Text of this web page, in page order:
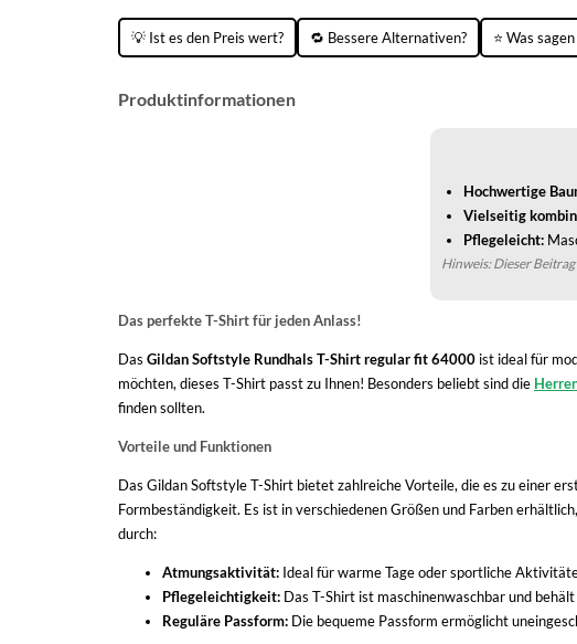
💡 Ist es den Preis wert? 🔁 Bessere Alternativen? ⭐ Was
Produktinformationen
Hochwertige
Vielseitig
Pflegeleicht:
Hinweis: Dieser
Das perfekte T-Shirt für jeden Anlass!
Das Gildan Softstyle Rundhals T-Shirt regular fit 64000 ist ideal für
möchten, dieses T-Shirt passt zu Ihnen! Besonders beliebt sind die
finden sollten.
Vorteile und Funktionen
Das Gildan Softstyle T-Shirt bietet zahlreiche Vorteile, die es zu einer
Formbeständigkeit. Es ist in verschiedenen Größen und Farben
durch:
Atmungsaktivität: Ideal für warme Tage oder sportliche
Pflegeleichtigkeit: Das T-Shirt ist maschinenwaschbar und
Reguläre Passform: Die bequeme Passform ermöglicht